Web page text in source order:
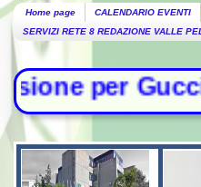
Home page CALENDARIO EVENTI
SERVIZI RETE 8 REDAZIONE VALLE